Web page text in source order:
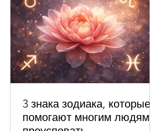
3 знака зодиака, которые
помогают многим людям